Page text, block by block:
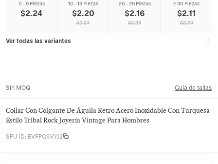
0 - 9 Piezas
$2.24
10 - 19 Piezas
$2.20
$2.24
20 - 29 Piezas
$2.16
$2.24
≥ 30 Piezas
$2.11
$2.24
Ver todas las variantes
Sin MOQ Guía de tallas
Collar Con Colgante De Águila Retro Acero Inoxidable Con Turquesa
Estilo Tribal Rock Joyería Vintage Para Hombres
SPU ID: EVFPG6VYJ2